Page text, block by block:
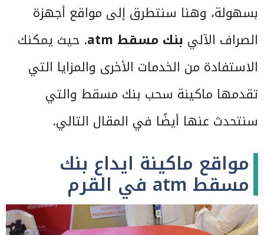
بسهولة، وهنا سنتطرق إلى مواقع أجهزة
الصراف الآلي بنك مسقط atm
. حيث يمكنك
الاستفادة من الخدمات الأخرى والمزايا التي
تقدمها ماكينة سحب بنك مسقط والتي
سنتحدث عنها أيضًا في المقال التالي.
مواقع ماكينة ايداع بنك
مسقط atm في القرم